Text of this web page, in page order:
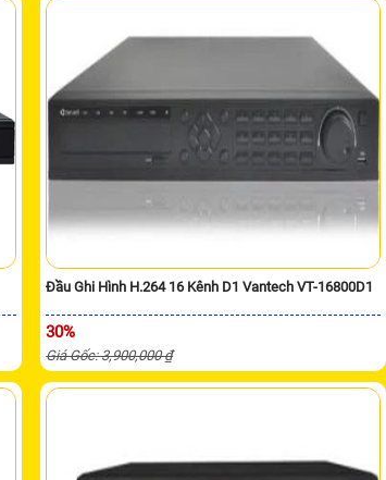
Đầu Ghi Hình H.264 16 Kênh D1 Vantech VT-16800D1
30%
Giá Gốc: 3,900,000 ₫